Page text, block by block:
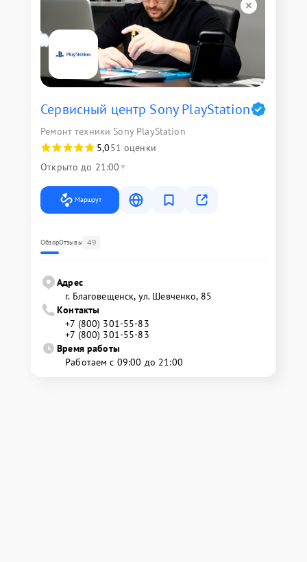
Сервисный центр Sony PlayStation
Ремонт техники Sony PlayStation
5,051 оценки
Открыто до 21:00
Маршрут
ОбзорОтзывы 49
Адрес
г. Благовещенск, ул. Шевченко, 85
Контакты
+7 (800) 301-55-83
+7 (800) 301-55-83
Время работы
Работаем с 09:00 до 21:00